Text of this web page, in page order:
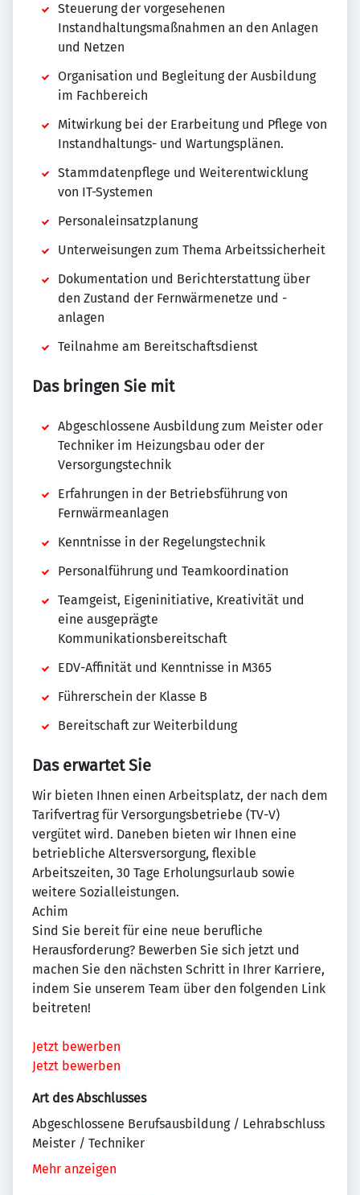
Steuerung der vorgesehenen
Instandhaltungsmaßnahmen an den Anlagen
und Netzen
Organisation und Begleitung der Ausbildung
im Fachbereich
Mitwirkung bei der Erarbeitung und Pflege von
Instandhaltungs- und Wartungsplänen.
Stammdatenpflege und Weiterentwicklung
von IT-Systemen
Personaleinsatzplanung
Unterweisungen zum Thema Arbeitssicherheit
Dokumentation und Berichterstattung über
den Zustand der Fernwärmenetze und -
anlagen
Teilnahme am Bereitschaftsdienst
Das bringen Sie mit
Abgeschlossene Ausbildung zum Meister oder
Techniker im Heizungsbau oder der
Versorgungstechnik
Erfahrungen in der Betriebsführung von
Fernwärmeanlagen
Kenntnisse in der Regelungstechnik
Personalführung und Teamkoordination
Teamgeist, Eigeninitiative, Kreativität und
eine ausgeprägte
Kommunikationsbereitschaft
EDV-Affinität und Kenntnisse in M365
Führerschein der Klasse B
Bereitschaft zur Weiterbildung
Das erwartet Sie
Wir bieten Ihnen einen Arbeitsplatz, der nach dem
Tarifvertrag für Versorgungsbetriebe (TV-V)
vergütet wird. Daneben bieten wir Ihnen eine
betriebliche Altersversorgung, flexible
Arbeitszeiten, 30 Tage Erholungsurlaub sowie
weitere Sozialleistungen.
Achim
Sind Sie bereit für eine neue berufliche
Herausforderung? Bewerben Sie sich jetzt und
machen Sie den nächsten Schritt in Ihrer Karriere,
indem Sie unserem Team über den folgenden Link
beitreten!
Jetzt bewerben
Jetzt bewerben
Art des Abschlusses
Abgeschlossene Berufsausbildung / Lehrabschluss
Meister / Techniker
Mehr anzeigen